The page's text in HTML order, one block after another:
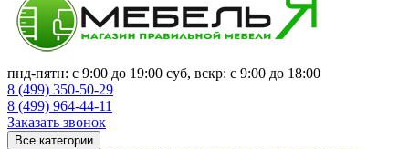
пнд-пятн: с 9:00 до 19:00 суб, вскр: с 9:00 до 18:00
8 (499) 350-50-29
8 (499) 964-44-11
Заказать звонок
Все категории